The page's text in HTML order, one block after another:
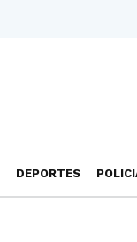
DEPORTES